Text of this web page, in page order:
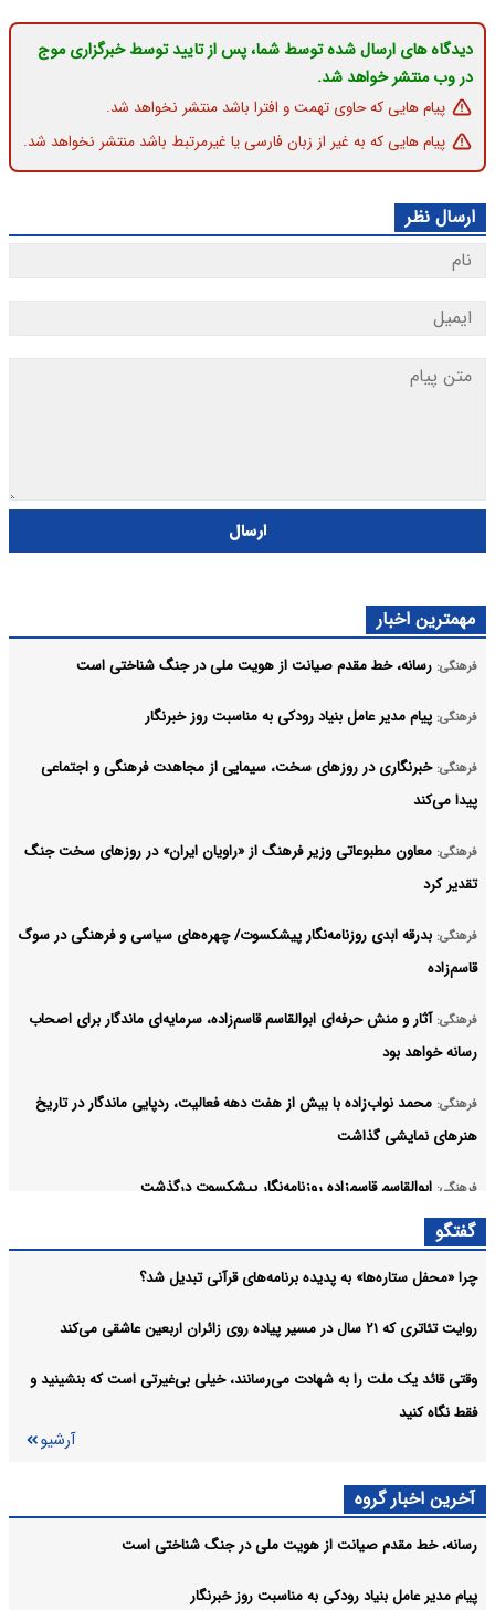
دیدگاه های ارسال شده توسط شما، پس از تایید توسط خبرگزاری موج
در وب منتشر خواهد شد.
پیام هایی که حاوی تهمت و افترا باشد منتشر نخواهد شد.
پیام هایی که به غیر از زبان فارسی یا غیرمرتبط باشد منتشر نخواهد شد.
ارسال نظر
ارسال
مهمترین اخبار
فرهنگی: رسانه، خط مقدم صیانت از هویت ملی در جنگ شناختی است
فرهنگی: پیام مدیر عامل بنیاد رودکی به مناسبت روز خبرنگار
فرهنگی: خبرنگاری در روزهای سخت، سیمایی از مجاهدت فرهنگی و اجتماعی
پیدا می‌کند
فرهنگی: معاون مطبوعاتی وزیر فرهنگ از «راویان ایران» در روزهای سخت جنگ
تقدیر کرد
فرهنگی: بدرقه ابدی روزنامه‌نگار پیشکسوت/ چهره‌های سیاسی و فرهنگی در سوگ
قاسم‌زاده
فرهنگی: آثار و منش حرفه‌ای ابوالقاسم قاسم‌زاده، سرمایه‌ای ماندگار برای اصحاب
رسانه خواهد بود
فرهنگی: محمد نواب‌زاده با بیش از هفت دهه فعالیت، ردپایی ماندگار در تاریخ
هنرهای نمایشی گذاشت
فرهنگی: ابوالقاسم قاسم‌زاده روزنامه‌نگار پیشکسوت درگذشت
فرهنگی:
ماهه نخست ۱۴۰۵
فرهنگی: دفتر رهبر انقلاب انتساب‌های نادرست را حتی از نزدیکان نمی‌پذیرد
گفتگو
چرا «محفل ستاره‌ها» به پدیده برنامه‌های قرآنی تبدیل شد؟
روایت تئاتری که ۲۱ سال در مسیر پیاده روی زائران اربعین عاشقی می‌کند
وقتی قائد یک ملت را به شهادت می‌رسانند، خیلی بی‌غیرتی است که بنشینید و
فقط نگاه کنید
آرشیو
آخرین اخبار گروه
رسانه، خط مقدم صیانت از هویت ملی در جنگ شناختی است
پیام مدیر عامل بنیاد رودکی به مناسبت روز خبرنگار